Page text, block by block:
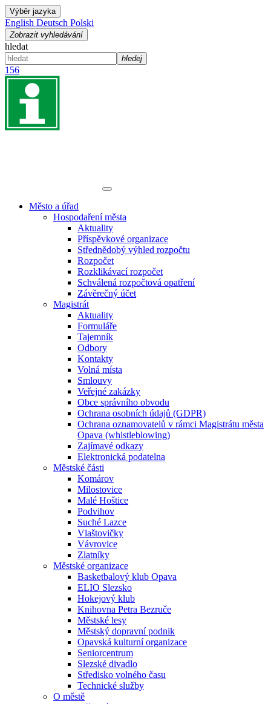
Výběr jazyka
English Deutsch Polski
Zobrazit vyhledávání
hledat
hledej
156
Město a úřad
Hospodaření města
Aktuality
Příspěvkové organizace
Střednědobý výhled rozpočtu
Rozpočet
Rozklikávací rozpočet
Schválená rozpočtová opatření
Závěrečný účet
Magistrát
Aktuality
Formuláře
Tajemník
Odbory
Kontakty
Volná místa
Smlouvy
Veřejné zakázky
Obce správního obvodu
Ochrana osobních údajů (GDPR)
Ochrana oznamovatelů v rámci Magistrátu města
Opava (whistleblowing)
Zajímavé odkazy
Elektronická podatelna
Městské části
Komárov
Milostovice
Malé Hoštice
Podvihov
Suché Lazce
Vlaštovičky
Vávrovice
Zlatníky
Městské organizace
Basketbalový klub Opava
ELIO Slezsko
Hokejový klub
Knihovna Petra Bezruče
Městské lesy
Městský dopravní podnik
Opavská kulturní organizace
Seniorcentrum
Slezské divadlo
Středisko volného času
Technické služby
O městě